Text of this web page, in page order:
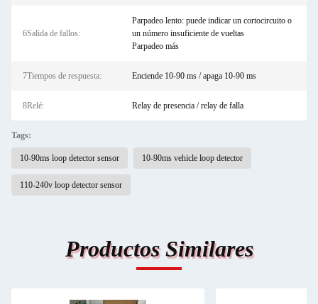
6Salida de fallos:
Parpadeo lento: puede indicar un cortocircuito o
un número insuficiente de vueltas
Parpadeo más
7Tiempos de respuesta: Enciende 10-90 ms / apaga 10-90 ms
8Relé: Relay de presencia / relay de falla
Tags:
10-90ms loop detector sensor 10-90ms vehicle loop detector
110-240v loop detector sensor
Productos Similares